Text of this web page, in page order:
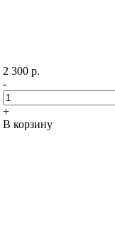
2 300 р.
-
+
В корзину